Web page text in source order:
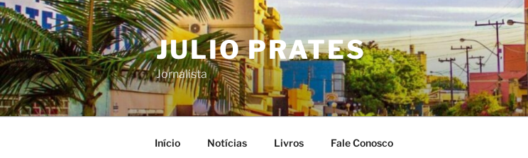
Pular
para
o
conteúdo
JULIO PRATES
Jornalista
Início Notícias Livros Fale Conosco